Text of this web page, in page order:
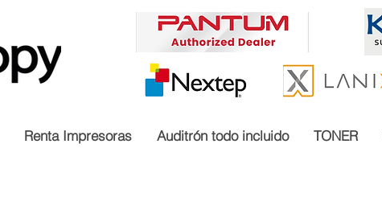
Renta Impresoras Auditrón todo incluido TONER